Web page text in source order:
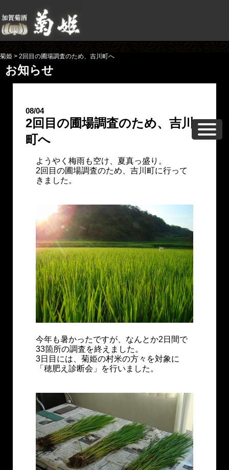
菊姫 > 2回目の圃場調査のため、吉川町へ
お知らせ
08/04
2回目の圃場調査のため、吉川
町へ
ようやく梅雨も空け、夏真っ盛り。
2回目の圃場調査のため、吉川町に行って
きました。
今年も暑かったですが、なんとか2日間で
33箇所の調査を終えました。
3日目には、菊姫の村米の方々を対象に
「穂肥え診断会」を行いました。